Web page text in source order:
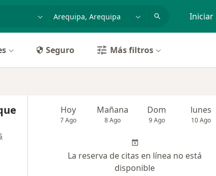
enfermedad o nombre Iniciar
Seguro Más filtros
Hoy
7 Ago
Mañana
8 Ago
Dom
9 Ago
lunes
10 Ago
La reserva de citas en línea no está
disponible